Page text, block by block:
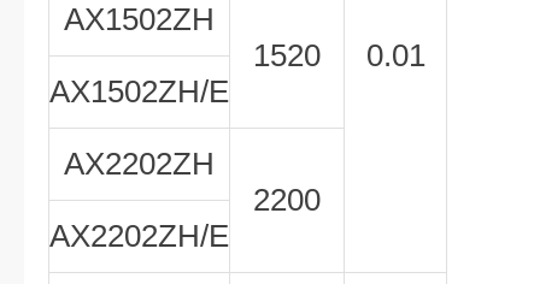
0.01
AX1502ZH
1520
AX1502ZH/E
AX2202ZH
2200
AX2202ZH/E